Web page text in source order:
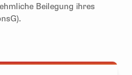
Beilegung ihres